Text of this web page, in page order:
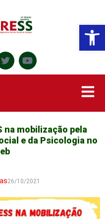
na mobilização pela
e da Psicologia no
26/10/2021